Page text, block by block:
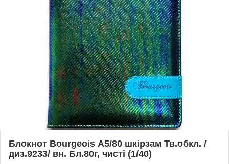
Блокнот Bourgeois А5/80 шкірзам Тв.обкл. /
диз.9233/ вн. Бл.80г, чисті (1/40)